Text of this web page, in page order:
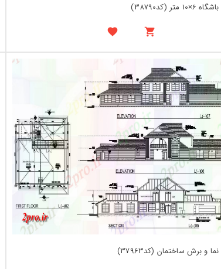
(کد38790)
و برش ساختمان (کد37963)